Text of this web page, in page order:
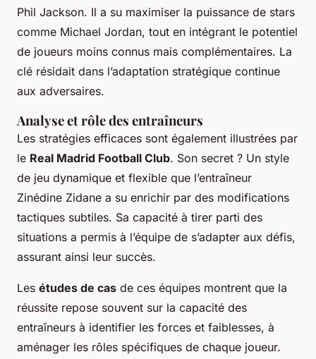
Phil Jackson. Il a su maximiser la puissance de stars
comme Michael Jordan, tout en intégrant le potentiel
de joueurs moins connus mais complémentaires. La
clé résidait dans l’adaptation stratégique continue
aux adversaires.
Analyse et rôle des entraîneurs
Les stratégies efficaces sont également illustrées par
le Real Madrid Football Club. Son secret ? Un style
de jeu dynamique et flexible que l’entraîneur
Zinédine Zidane a su enrichir par des modifications
tactiques subtiles. Sa capacité à tirer parti des
situations a permis à l’équipe de s’adapter aux défis,
assurant ainsi leur succès.
Les études de cas de ces équipes montrent que la
réussite repose souvent sur la capacité des
entraîneurs à identifier les forces et faiblesses, à
aménager les rôles spécifiques de chaque joueur.